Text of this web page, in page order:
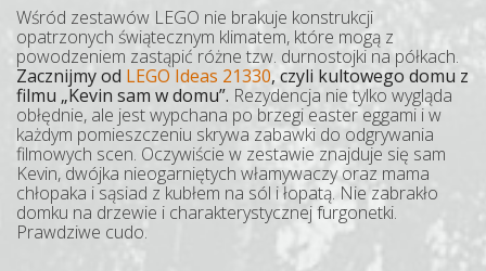
Wśród zestawów LEGO nie brakuje konstrukcji
opatrzonych świątecznym klimatem, które mogą z
powodzeniem zastąpić różne tzw. durnostojki na półkach.
Zacznijmy od LEGO Ideas 21330, czyli kultowego domu z
filmu „Kevin sam w domu”. Rezydencja nie tylko wygląda
obłędnie, ale jest wypchana po brzegi easter eggami i w
każdym pomieszczeniu skrywa zabawki do odgrywania
filmowych scen. Oczywiście w zestawie znajduje się sam
Kevin, dwójka nieogarniętych włamywaczy oraz mama
chłopaka i sąsiad z kubłem na sól i łopatą. Nie zabrakło
domku na drzewie i charakterystycznej furgonetki.
Prawdziwe cudo.